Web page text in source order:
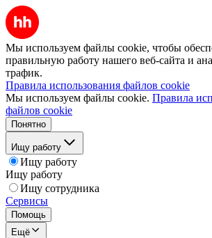
Мы используем файлы cookie, чтобы
правильную работу нашего веб-сайта и
трафик.
Правила использования файлов cookie
Мы используем файлы cookie. Правила
файлов cookie
Понятно
Ищу работу
Ищу работу
Ищу работу
Ищу сотрудника
Сервисы
Помощь
Ещё